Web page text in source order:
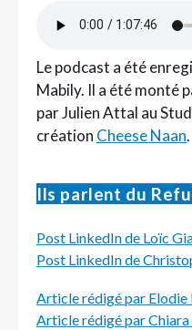
Le podcast a été
Mabily. Il a été monté
par Julien Attal au
création Cheese Naan.
Ils parlent du
Post LinkedIn de Loïc
Post LinkedIn de
Article rédigé par Elodie
Article rédigé par